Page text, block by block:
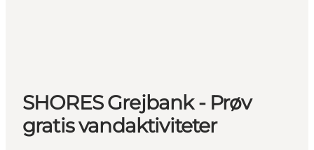
Mad og drikke
Overnatning
Book lokale oplevelser
SHORES Grejbank - Prøv
gratis vandaktiviteter